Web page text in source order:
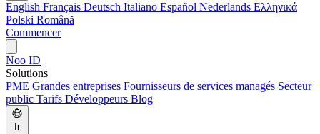
English Français Deutsch Italiano Español Nederlands Ελληνικά
Polski Română
Commencer
Noo ID
Solutions
PME Grandes entreprises Fournisseurs de services managés Secteur
public Tarifs Développeurs Blog
fr